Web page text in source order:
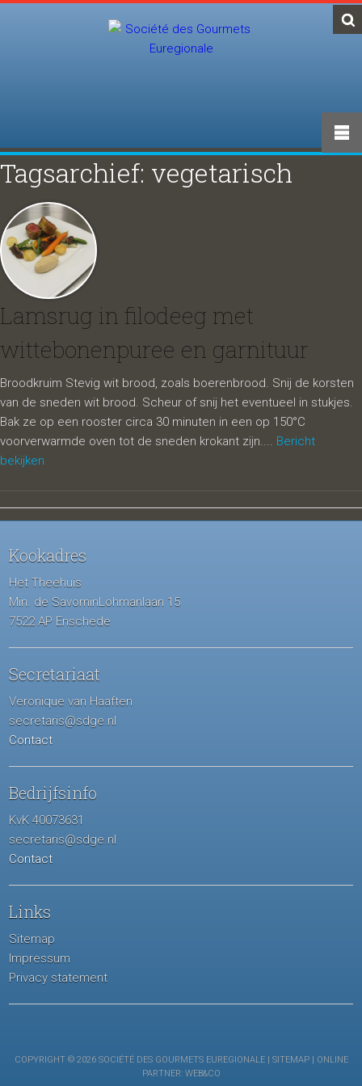
Tagsarchief: vegetarisch
Lamsrug in filodeeg met
wittebonenpuree en garnituur
Broodkruim Stevig wit brood, zoals boerenbrood. Snij de korsten
van de sneden wit brood. Scheur of snij het eventueel in stukjes.
Bak ze op een rooster circa 30 minuten in een op 150°C
voorverwarmde oven tot de sneden krokant zijn.... Bericht
bekijken
Kookadres
Het Theehuis
Min. de SavorninLohmanlaan 15
7522 AP Enschede
Secretariaat
Veronique van Haaften
secretaris@sdge.nl
Contact
Bedrijfsinfo
KvK 40073631
secretaris@sdge.nl
Contact
Links
Sitemap
Impressum
Privacy statement
COPYRIGHT © 2026 SOCIÉTÉ DES GOURMETS EUREGIONALE | SITEMAP| ONLINE
PARTNER: WEB&CO